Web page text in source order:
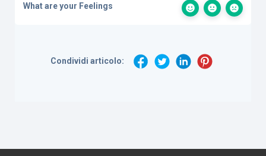
What are your Feelings
Condividi articolo: